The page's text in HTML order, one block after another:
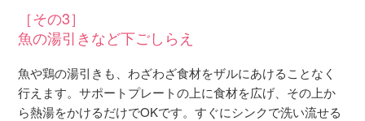
［その3］
魚の湯引きなど下ごしらえ
魚や鶏の湯引きも、わざわざ食材をザルにあけることなく
行えます。サポートプレートの上に食材を広げ、その上か
ら熱湯をかけるだけでOKです。すぐにシンクで洗い流せる